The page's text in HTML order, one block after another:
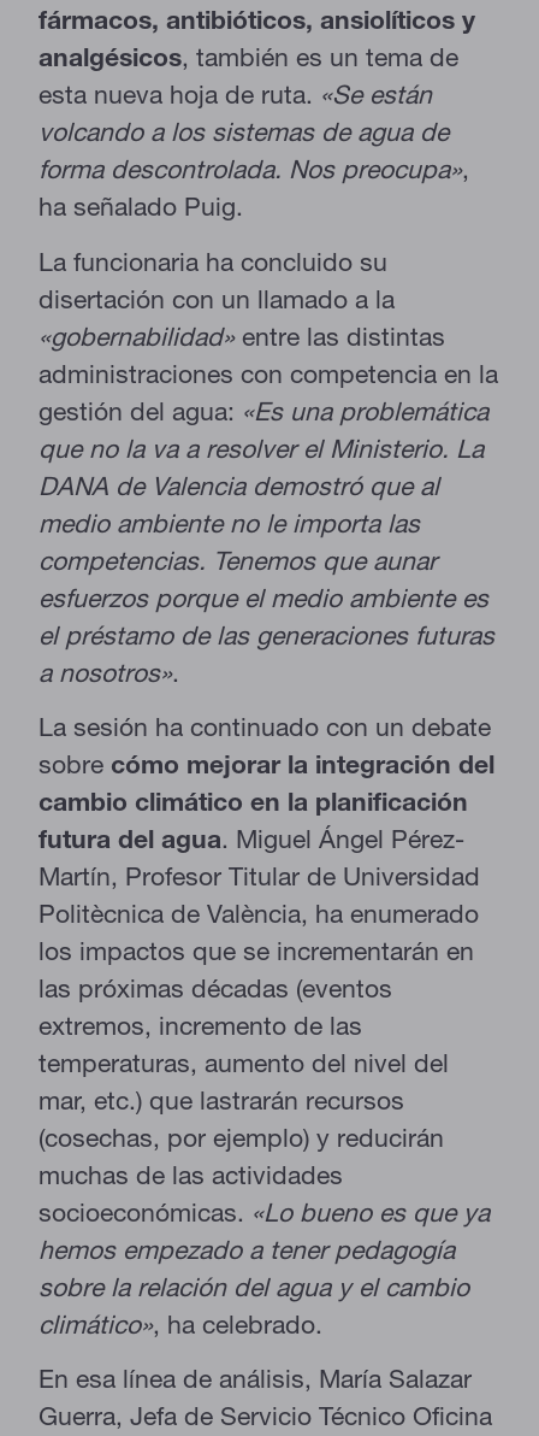
fármacos, antibióticos, ansiolíticos y
analgésicos, también es un tema de
esta nueva hoja de ruta. «Se están
volcando a los sistemas de agua de
forma descontrolada. Nos preocupa»,
ha señalado Puig.
La funcionaria ha concluido su
disertación con un llamado a la
«gobernabilidad»entre las distintas
administraciones con competencia en la
gestión del agua: «Es una problemática
que no la va a resolver el Ministerio. La
DANA de Valencia demostró que al
medio ambiente no le importa las
competencias. Tenemos que aunar
esfuerzos porque el medio ambiente es
el préstamo de las generaciones futuras
a nosotros».
La sesión ha continuado con un debate
sobre cómo mejorar la integración del
cambio climático en la planificación
futura del agua. Miguel Ángel Pérez-
Martín, Profesor Titular de Universidad
Politècnica de València, ha enumerado
los impactos que se incrementarán en
las próximas décadas (eventos
extremos, incremento de las
temperaturas, aumento del nivel del
mar, etc.) que lastrarán recursos
(cosechas, por ejemplo) y reducirán
muchas de las actividades
socioeconómicas. «Lo bueno es que ya
hemos empezado a tener pedagogía
sobre la relación del agua y el cambio
climático», ha celebrado.
En esa línea de análisis, María Salazar
Guerra, Jefa de Servicio Técnico Oficina